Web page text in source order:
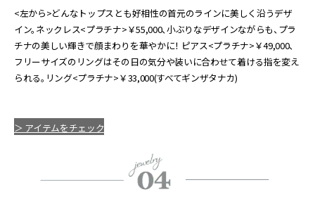
<左から>どんなトップスとも好相性の首元のラインに美しく沿うデザ
イン。ネックレス<プラチナ>￥55,000、小ぶりなデザインながらも、プラ
チナの美しい輝きで顔まわりを華やかに！ ピアス<プラチナ>￥49,000、
フリーサイズのリングはその日の気分や装いに合わせて着ける指を変え
られる。リング<プラチナ>￥33,000(すべてギンザタナカ)
＞ アイテムをチェック